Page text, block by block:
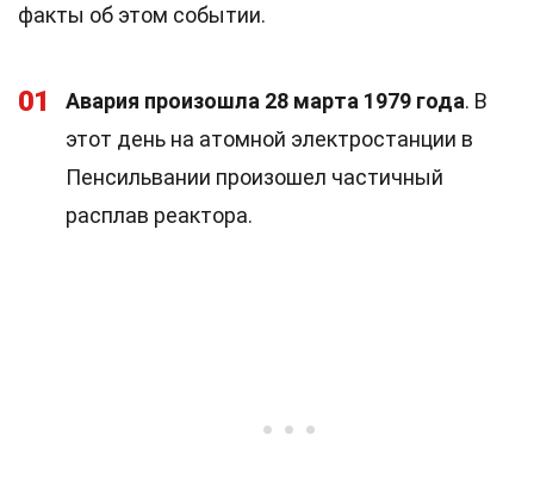
факты об этом событии.
01 Авария произошла 28 марта 1979 года. В
этот день на атомной электростанции в
Пенсильвании произошел частичный
расплав реактора.